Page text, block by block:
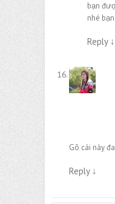
bạn
nhé bạn
Reply ↓
Gõ cái này
Reply ↓